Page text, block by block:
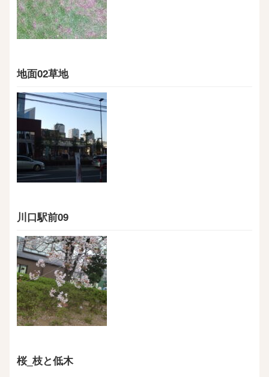
地面02草地
川口駅前09
桜_枝と低木